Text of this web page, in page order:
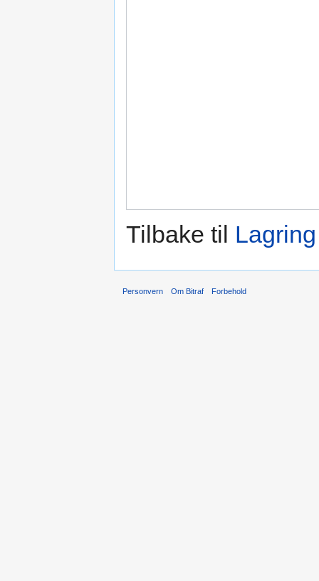
Tilbake til
Personvern Om Bitraf Forbehold